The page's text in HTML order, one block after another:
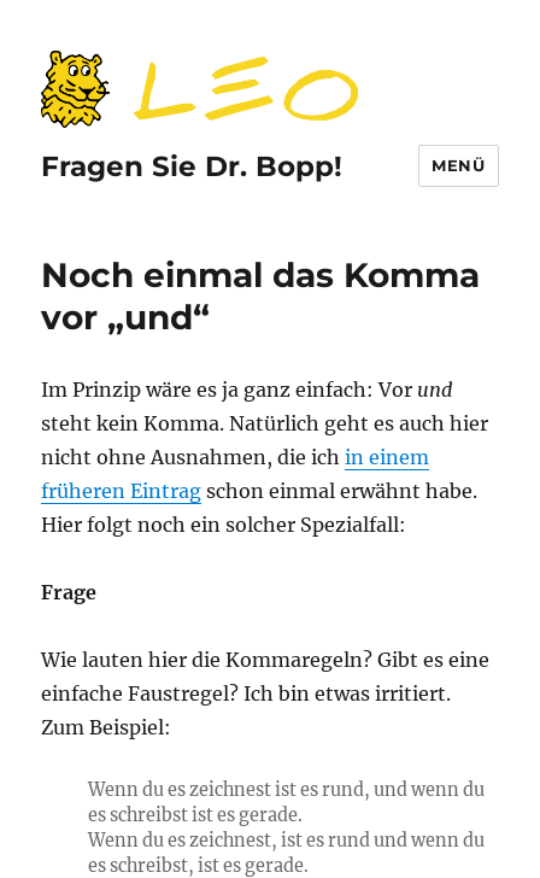
Fragen Sie Dr. Bopp! MENÜ
Noch einmal das Komma
vor „und“
Im Prinzip wäre es ja ganz einfach: Vor und
steht kein Komma. Natürlich geht es auch hier
nicht ohne Ausnahmen, die ichin einem
früheren Eintrag schon einmal erwähnt habe.
Hier folgt noch ein solcher Spezialfall:
Frage
Wie lauten hier die Kommaregeln? Gibt es eine
einfache Faustregel? Ich bin etwas irritiert.
Zum Beispiel:
Wenn du es zeichnest ist es rund, und wenn du
es schreibst ist es gerade.
Wenn du es zeichnest, ist es rund und wenn du
es schreibst, ist es gerade.